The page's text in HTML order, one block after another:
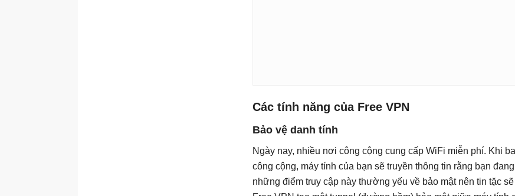
Các tính năng của Free VPN
Bảo vệ danh tính
Ngày nay, nhiều nơi công cộng cung cấp WiFi miễn phí. Khi
công cộng, máy tính của bạn sẽ truyền thông tin rằng bạn
những điểm truy cập này thường yếu về bảo mật nên tin tặc